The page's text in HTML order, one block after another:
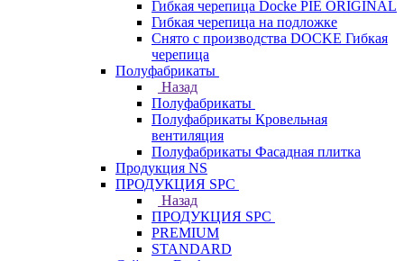
Гибкая черепица Docke PIE ОRIGINАL
Гибкая черепица на подложке
Снято с производства DOCKE Гибкая
черепица
Полуфабрикаты
Назад
Полуфабрикаты
Полуфабрикаты Кровельная
вентиляция
Полуфабрикаты Фасадная плитка
Продукция NS
ПРОДУКЦИЯ SPC
Назад
ПРОДУКЦИЯ SPC
PREMIUM
STANDARD